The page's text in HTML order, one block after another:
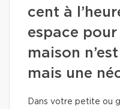
cent à
espace
maison
mais une
Dans votre petite ou